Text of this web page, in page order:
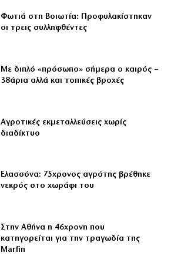
Φωτιά στη Βοιωτία: Προφυλακίστηκαν
οι τρεις συλληφθέντες
Με διπλό «πρόσωπο» σήμερα ο καιρός –
38άρια αλλά και τοπικές βροχές
Αγροτικές εκμεταλλεύσεις χωρίς
διαδίκτυο
Ελασσόνα: 75χρονος αγρότης βρέθηκε
νεκρός στο χωράφι του
Στην Αθήνα η 46χρονη που
κατηγορείται για την τραγωδία της
Marfin